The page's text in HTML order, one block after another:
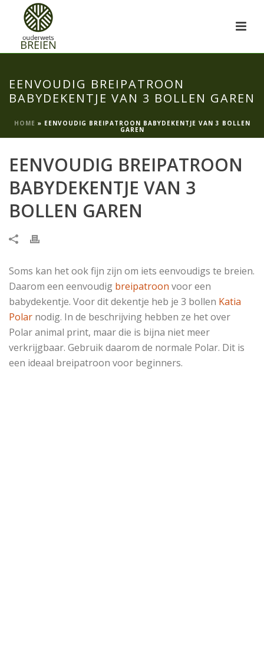
EENVOUDIG BREIPATROON
BABYDEKENTJE VAN 3 BOLLEN GAREN
HOME » EENVOUDIG BREIPATROON BABYDEKENTJE VAN 3 BOLLEN
GAREN
EENVOUDIG BREIPATROON
BABYDEKENTJE VAN 3
BOLLEN GAREN
Soms kan het ook fijn zijn om iets eenvoudigs te breien.
Daarom een eenvoudig breipatroon voor een
babydekentje. Voor dit dekentje heb je 3 bollen Katia
Polar nodig. In de beschrijving hebben ze het over
Polar animal print, maar die is bijna niet meer
verkrijgbaar. Gebruik daarom de normale Polar. Dit is
een ideaal breipatroon voor beginners.